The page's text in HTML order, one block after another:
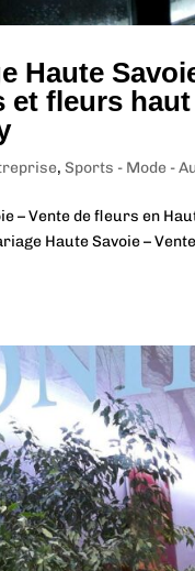
Haute
et fleurs
,Sports - Mode -
– Vente de fleurs en
Haute Savoie –